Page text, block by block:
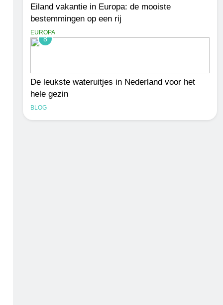
Eiland vakantie in Europa: de mooiste
bestemmingen op een rij
EUROPA
8
De leukste wateruitjes in Nederland voor het
hele gezin
BLOG